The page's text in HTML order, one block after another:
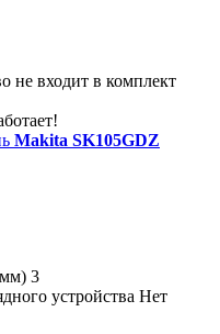
не входит в комплект
Makita SK105GDZ
3
устройства Нет